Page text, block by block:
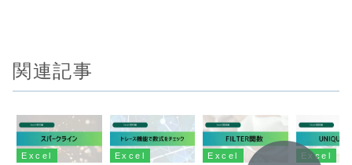
関連記事
Excel Excel Excel Excel